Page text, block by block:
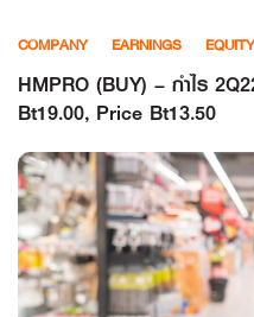
content
COMPANY EARNINGS EQUITY
HMPRO (BUY) – กำไร
Bt19.00, Price Bt13.50